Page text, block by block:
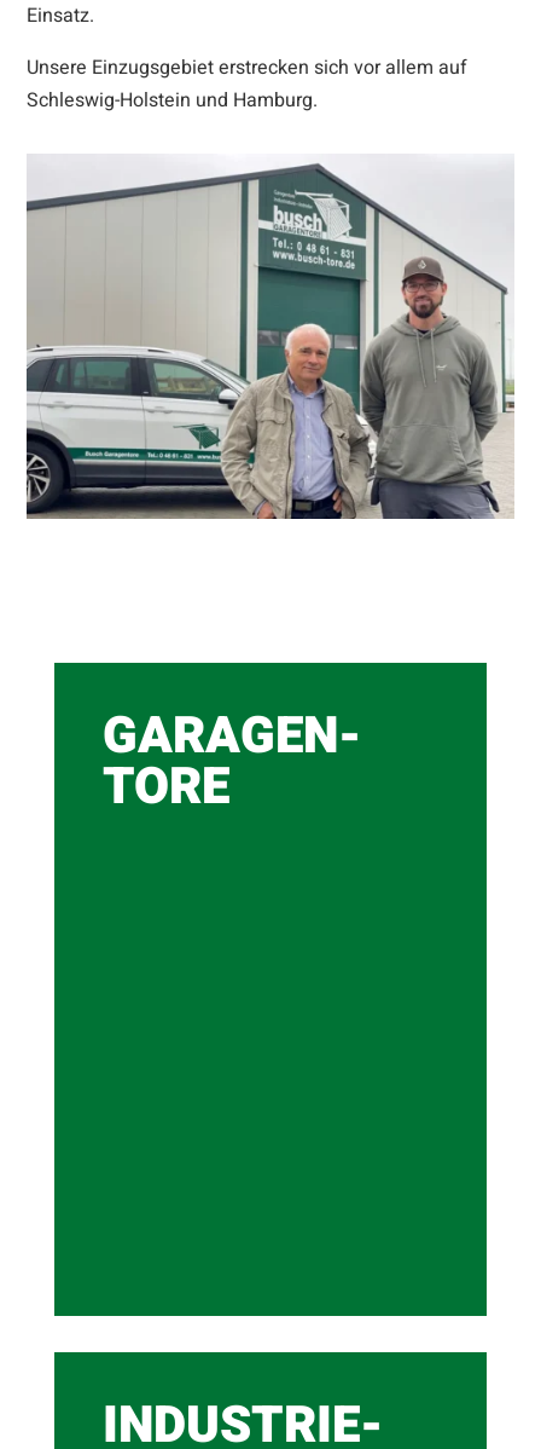
Einsatz.
Unsere Einzugsgebiet erstrecken sich vor allem auf
Schleswig-Holstein und Hamburg.
GARAGEN-
TORE
INDUSTRIE-